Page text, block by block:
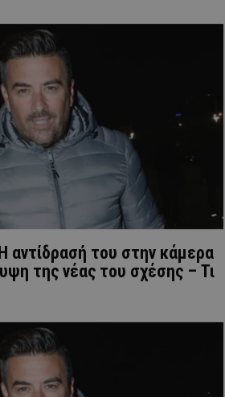
αντίδρασή του στην κάμερα
της νέας του σχέσης – Τι